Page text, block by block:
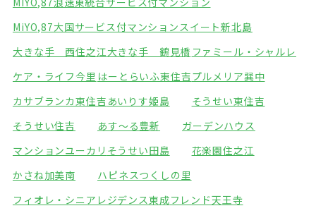
MiYO,87大国サービス付マンションスイート新北島
大きな手 西住之江大きな手 鶴見橋 ファミール・シャルレ
ケア・ライフ今里 はーとらいふ東住吉プルメリア巽中
カサブランカ東住吉 あいりす姫島
そうせい東住吉
そうせい住吉
あす～る豊新
ガーデンハウス
マンションユーカリ そうせい田島
花楽園住之江
かさね加美南
ハピネスつくしの里
フィオレ・シニアレジデンス東成フレンド天王寺